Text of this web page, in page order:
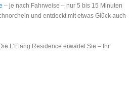
– je nach Fahrweise – nur 5 bis 15 Minuten
und entdeckt mit etwas Glück auch
L’Etang Residence erwartet Sie – Ihr